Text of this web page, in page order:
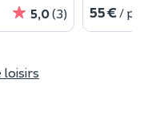
5,0(3) 55 € /
loisirs